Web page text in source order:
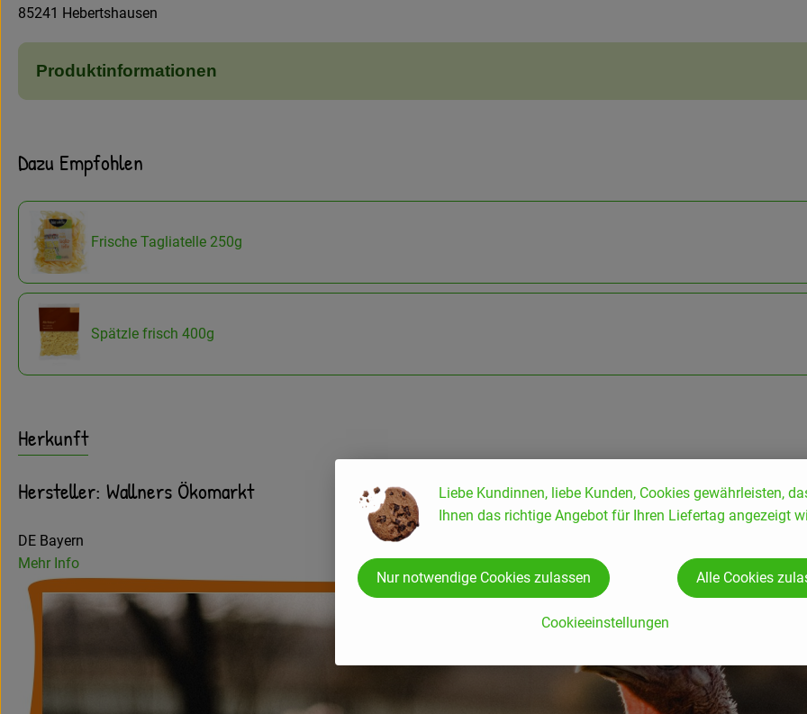
85241 Hebertshausen
Produktinformationen
Dazu Empfohlen
Frische Tagliatelle 250g
Spätzle frisch 400g
Herkunft
Hersteller: Wallners Ökomarkt
DE Bayern
Mehr Info
Liebe Kundinnen, liebe Kunden, Cookies gewährleisten,
Ihnen das richtige Angebot für Ihren Liefertag angezeigt
Cookieeinstellungen
Nur notwendige Cookies zulassen Alle Cookies